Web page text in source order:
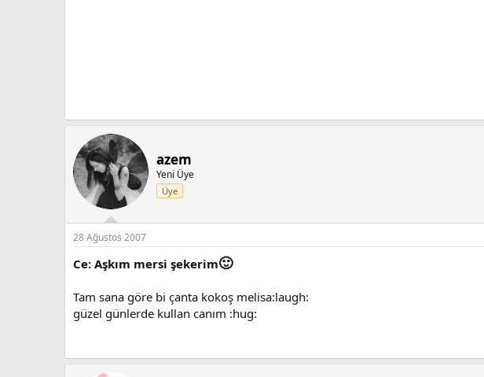
azem
Yeni Üye
Üye
28 Ağustos 2007
Ce: Aşkım mersi şekerim🙂
Tam sana göre bi çanta kokoş melisa:laugh:
güzel günlerde kullan canım :hug: